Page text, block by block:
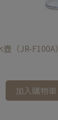
（JR-F100A）
加入購物車